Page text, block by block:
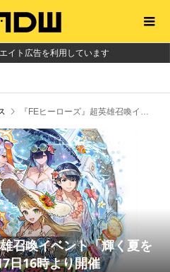
イト広告を利用しています
『FEヒーローズ』超英雄召喚イベント「輝く夏をあなたに」2026年6月17日16時より開催
召喚イベント「輝く夏を
日16時より開催